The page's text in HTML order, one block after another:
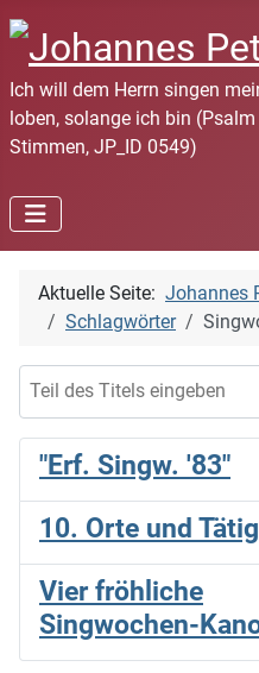
Ich will dem Herrn singen
loben, solange ich bin
Stimmen, JP_ID 0549)
Aktuelle Seite: Johannes
Schlagwörter
"Erf. Singw. '83"
10. Orte und
Vier fröhliche
Singwochen-